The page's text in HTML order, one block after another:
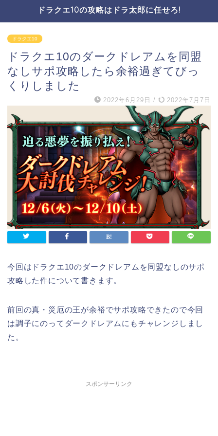
ドラクエ10の攻略はドラ太郎に任せろ!
ドラクエ10
ドラクエ10のダークドレアムを同盟
なしサポ攻略したら余裕過ぎてびっ
くりしました
2022年6月29日 / 2022年7月7日
今回はドラクエ10のダークドレアムを同盟なしのサポ
攻略した件について書きます。
前回の真・災厄の王が余裕でサポ攻略できたので今回
は調子にのってダークドレアムにもチャレンジしまし
た。
スポンサーリンク